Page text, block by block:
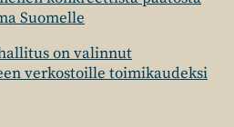
Suomelle
on valinnut
verkostoille toimikaudeksi